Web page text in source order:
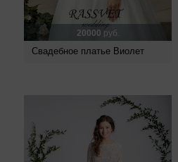
20000 руб.
Свадебное платье Виолет